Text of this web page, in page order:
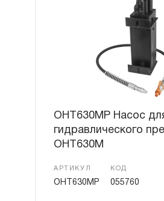
OHT630MP Насос
гидравлического
OHT630M
АРТИКУЛ
OHT630MP
КОД
055760